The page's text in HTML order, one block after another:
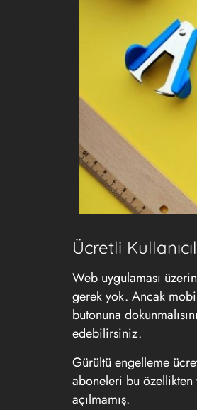
Ücretli
Web uygulaması
gerek yok. Ancak
butonuna
edebilirsiniz.
Gürültü engelleme
aboneleri bu özellikten
açılmamış.